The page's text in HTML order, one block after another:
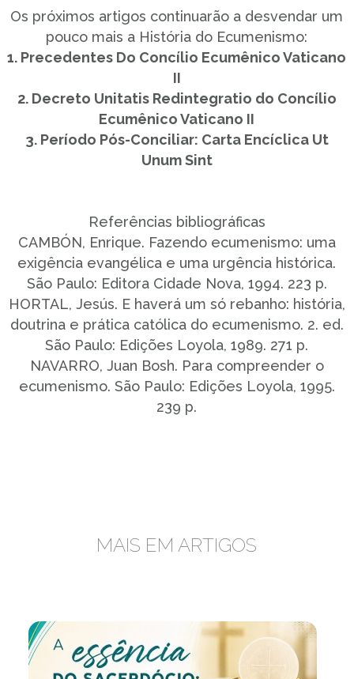
Os próximos artigos continuarão a desvendar um
pouco mais a História do Ecumenismo:
1. Precedentes Do Concílio Ecumênico Vaticano
II
2. Decreto Unitatis Redintegratio do Concílio
Ecumênico Vaticano II
3. Período Pós-Conciliar: Carta Encíclica Ut
Unum Sint
Referências bibliográficas
CAMBÓN, Enrique. Fazendo ecumenismo: uma
exigência evangélica e uma urgência histórica.
São Paulo: Editora Cidade Nova, 1994. 223 p.
HORTAL, Jesús. E haverá um só rebanho: história,
doutrina e prática católica do ecumenismo. 2. ed.
São Paulo: Edições Loyola, 1989. 271 p.
NAVARRO, Juan Bosh. Para compreender o
ecumenismo. São Paulo: Edições Loyola, 1995.
239 p.
MAIS EM ARTIGOS